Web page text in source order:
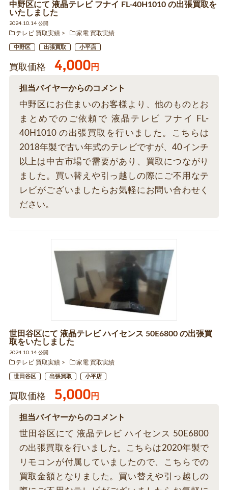
中野区にて 液晶テレビ フナイ FL-40H1010 の出張買取を
いたしました
2024.10.14 公開
テレビ 買取実績
家電 買取実績
中野区 出張買取 小平店
買取価格 4,000円
担当バイヤーからのコメント
中野区にお住まいのお客様より、他のものとお
まとめでのご依頼で 液晶テレビ フナイ FL-
40H1010 の出張買取を行いました。こちらは
2018年製で古い年式のテレビですが、40インチ
以上は中古市場で需要があり、買取につながり
ました。買い替えや引っ越しの際にご不用なテ
レビがございましたらお気軽にお問い合わせく
ださい。
世田谷区にて 液晶テレビ ハイセンス 50E6800 の出張買
取をいたしました
2024.10.14 公開
テレビ 買取実績
家電 買取実績
世田谷区 出張買取 小平店
買取価格 5,000円
担当バイヤーからのコメント
世田谷区にて 液晶テレビ ハイセンス 50E6800
の出張買取を行いました。こちらは2020年製で
リモコンが付属していましたので、こちらでの
買取金額となりました。買い替えや引っ越しの